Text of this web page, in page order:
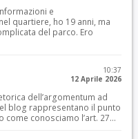
e
quartiere, ho 19 anni, ma
del parco. Ero
10:37
12 Aprile 2026
dell’argomentum ad
blog rappresentano il punto
come conosciamo l’art. 27...